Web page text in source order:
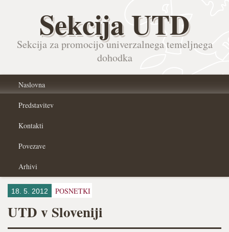
Sekcija UTD
Sekcija za promocijo univerzalnega temeljnega
dohodka
Naslovna
Predstavitev
Kontakti
Povezave
Arhivi
18. 5. 2012 POSNETKI
UTD v Sloveniji